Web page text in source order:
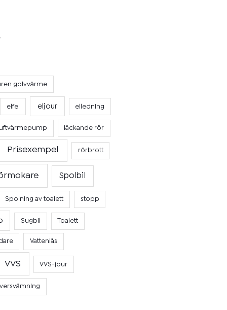
golvvärme
elfel eljour elledning
läckande rör
Prisexempel rörbrott
Spolbil
Spolning av toalett stopp
Sugbil Toalett
Vattenlås
VVS VVS-jour